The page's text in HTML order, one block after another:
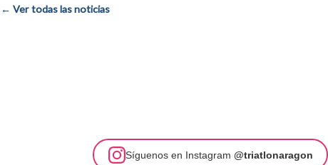
← Ver todas las noticias
Síguenos en Instagram @triatlonaragon